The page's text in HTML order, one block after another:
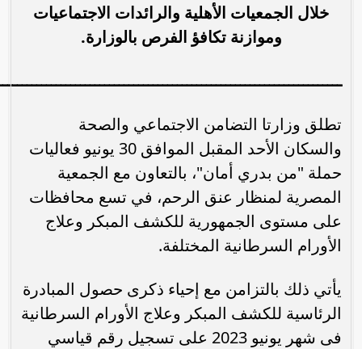
خلال الجمعيات الأهلية والرائدات الاجتماعيات
وموازنة تكافؤ الفرص بالوزارة.
تطلق وزارتا التضامن الاجتماعي والصحة
والسكان الأحد المقبل الموافق 30 يونيو فعاليات
حملة "من بدري أمان"، بالتعاون مع الجمعية
المصرية لمنظار عنق الرحم، في تسع محافظات
على مستوى الجمهورية للكشف المبكر وعلاج
الأورام السرطانية المختلفة.
يأتي ذلك بالتزامن مع إحياء ذكرى حصول المبادرة
الرئاسية للكشف المبكر وعلاج الأورام السرطانية
فى شهر يونيو 2023 على تسجيل رقم قياسي